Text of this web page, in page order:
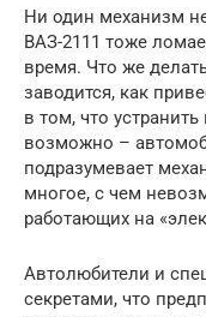
Ни один механизм
ВАЗ-2111 тоже
время. Что же
заводится, как
в том, что
возможно –
подразумевает
многое, с чем
работающих на
Автолюбители и
секретами, что